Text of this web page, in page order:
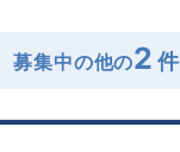
募集中の他の2